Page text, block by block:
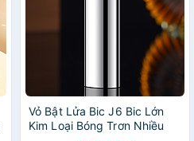
Vỏ Bật Lửa Bic J6 Bic Lớn
Kim Loại Bóng Trơn Nhiều